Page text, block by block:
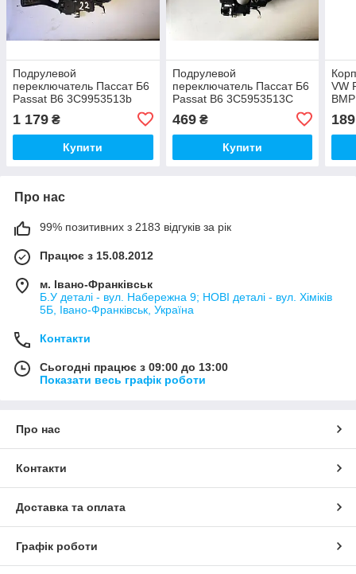
Подрулевой
переключатель Пассат Б6
Passat B6 3C9953513b
1 179 ₴
Купити
Подрулевой
переключатель Пассат Б6
Passat B6 3C5953513C
дифект
469₴
Купити
VW
189
Про нас
99% позитивних з 2183 відгуків за рік
Працює з 15.08.2012
м. Івано-Франківськ
Б.У деталі - вул. Набережна 9; НОВІ деталі - вул. Хіміків
5Б, Івано-Франківськ, Україна
Контакти
Сьогодні працює з 09:00 до 13:00
Показати весь графік роботи
Про нас
Контакти
Доставка та оплата
Графік роботи